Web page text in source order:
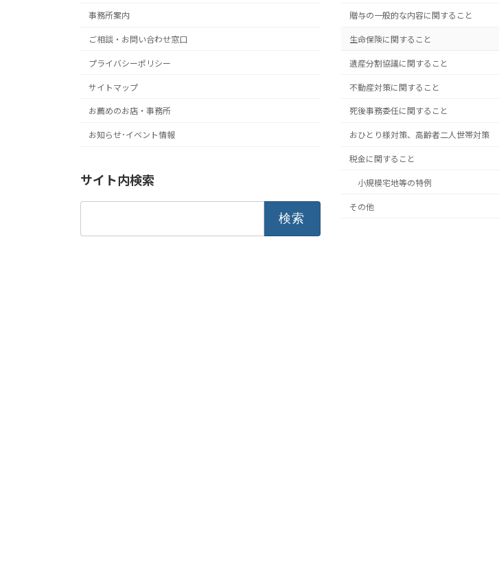
事務所案内
ご相談・お問い合わせ窓口
プライバシーポリシー
サイトマップ
お薦めのお店・事務所
お知らせ･イベント情報
サイト内検索
贈与の一般的な内容に関すること
生命保険に関すること
遺産分割協議に関すること
不動産対策に関すること
死後事務委任に関すること
おひとり様対策、高齢者二人世帯対策
税金に関すること
小規模宅地等の特例
その他